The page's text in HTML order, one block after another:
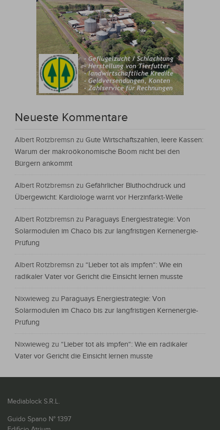
Neueste Kommentare
Albert Rotzbremsn zu Gute Wirtschaftszahlen, leere Kassen:
Warum der makroökonomische Boom nicht bei den
Bürgern ankommt
Albert Rotzbremsn zu Gefährlicher Bluthochdruck und
Übergewicht: Kardiologe warnt vor Herzinfarkt-Welle
Albert Rotzbremsn zu Paraguays Energiestrategie: Von
Solarmodulen im Chaco bis zur langfristigen Kernenergie-
Prüfung
Albert Rotzbremsn zu “Lieber tot als impfen“: Wie ein
radikaler Vater vor Gericht die Einsicht lernen musste
Nixwieweg zu Paraguays Energiestrategie: Von
Solarmodulen im Chaco bis zur langfristigen Kernenergie-
Prüfung
Nixwieweg zu “Lieber tot als impfen“: Wie ein radikaler
Vater vor Gericht die Einsicht lernen musste
Mediablock S.R.L.
Guido Spano N° 1397